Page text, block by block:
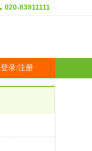
020-83911111
登录/注册